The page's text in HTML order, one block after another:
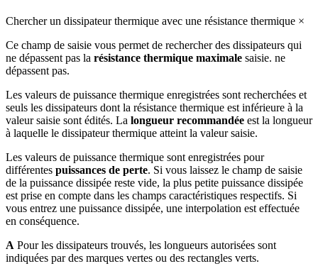
Chercher un dissipateur thermique avec une résistance thermique ×
Ce champ de saisie vous permet de rechercher des dissipateurs qui
ne dépassent pas la résistance thermique maximale saisie. ne
dépassent pas.
Les valeurs de puissance thermique enregistrées sont recherchées et
seuls les dissipateurs dont la résistance thermique est inférieure à la
valeur saisie sont édités. La longueur recommandée est la longueur
à laquelle le dissipateur thermique atteint la valeur saisie.
Les valeurs de puissance thermique sont enregistrées pour
différentes puissances de perte. Si vous laissez le champ de saisie
de la puissance dissipée reste vide, la plus petite puissance dissipée
est prise en compte dans les champs caractéristiques respectifs. Si
vous entrez une puissance dissipée, une interpolation est effectuée
en conséquence.
A Pour les dissipateurs trouvés, les longueurs autorisées sont
indiquées par des marques vertes ou des rectangles verts.